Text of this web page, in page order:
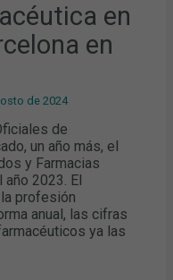
en
en
de 2024
de
un año más, el
y Farmacias
2023. El
profesión
anual, las cifras
ya las